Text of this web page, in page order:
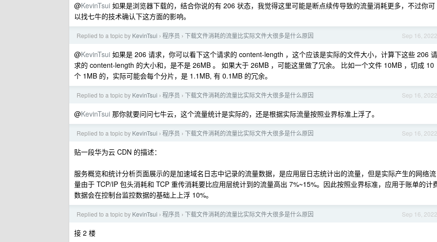
@KevinTsui 如果是浏览器下载的，结合你说的有 206 状态，我觉得这里可能是断点续传导致的流量消耗更多，不过你可
以找七牛的技术确认下这方面的影响。
Sep 16, 2022
Replied to a topic by KevinTsui › 程序员 › 下载文件消耗的流量比实际文件大很多是什么原因
@KevinTsui 如果是 206 请求，你可以看下这个请求的 content-length ，这个应该是实际的文件大小，计算下这些 206 请
求的 content-length 的大小和，是不是 26MB 。 如果大于 26MB ，可能这里做了冗余。 比如一个文件 10MB ，切成 10
个 1MB 的，实际可能会每个分片，是 1.1MB, 有 0.1MB 的冗余。
Sep 16, 2022
Replied to a topic by KevinTsui › 程序员 › 下载文件消耗的流量比实际文件大很多是什么原因
@KevinTsui 那你就要问问七牛云，这个流量统计是实际的，还是根据实际流量按照业界标准上浮了。
Sep 16, 2022
Replied to a topic by KevinTsui › 程序员 › 下载文件消耗的流量比实际文件大很多是什么原因
贴一段华为云 CDN 的描述：
服务概览和统计分析页面展示的是加速域名日志中记录的流量数据，是应用层日志统计出的流量，但是实际产生的网络流
量由于 TCP/IP 包头消耗和 TCP 重传消耗要比应用层统计到的流量高出 7%~15%。因此按照业界标准，应用于账单的计
数据会在控制台监控数据的基础上上浮 10%。
Sep 16, 2022
Replied to a topic by KevinTsui › 程序员 › 下载文件消耗的流量比实际文件大很多是什么原因
接 2 楼